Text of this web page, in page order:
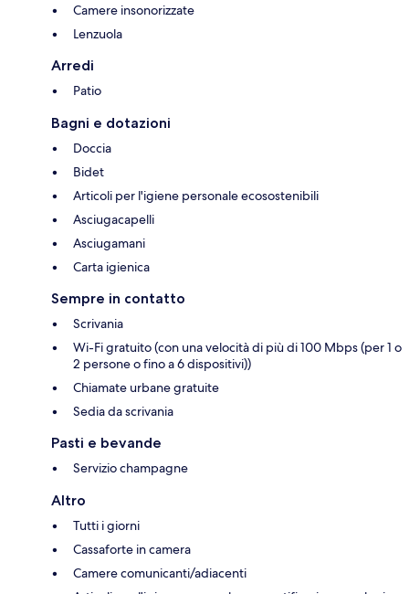
Camere insonorizzate
Lenzuola
Arredi
Patio
Bagni e dotazioni
Doccia
Bidet
Articoli per l'igiene personale ecosostenibili
Asciugacapelli
Asciugamani
Carta igienica
Sempre in contatto
Scrivania
Wi-Fi gratuito (con una velocità di più di 100 Mbps (per 1 o
2 persone o fino a 6 dispositivi))
Chiamate urbane gratuite
Sedia da scrivania
Pasti e bevande
Servizio champagne
Altro
Tutti i giorni
Cassaforte in camera
Camere comunicanti/adiacenti